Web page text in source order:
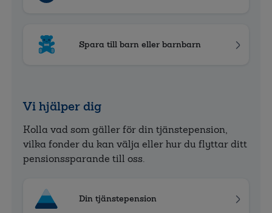
Spara till barn eller barnbarn
Vi hjälper dig
Kolla vad som gäller för din tjänstepension,
vilka fonder du kan välja eller hur du flyttar ditt
pensionssparande till oss.
Din tjänstepension